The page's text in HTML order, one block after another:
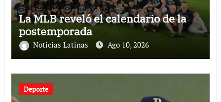
La MLB reveló el calendario de la
postemporada
Noticias Latinas Ago 10, 2026
Deporte